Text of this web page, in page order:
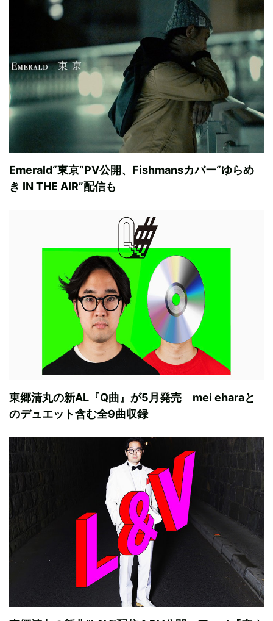
Emerald“東京”PV公開、Fishmansカバー“ゆらめ
き IN THE AIR”配信も
東郷清丸の新AL『Q曲』が5月発売 mei eharaと
のデュエット含む全9曲収録